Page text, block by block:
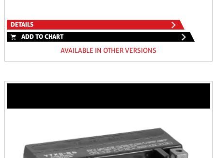
DETAILS
ADD TO CHART
AVAILABLE IN OTHER VERSIONS